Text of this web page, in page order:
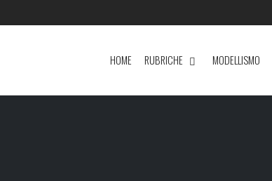
HOME RUBRICHE MODELLISMO